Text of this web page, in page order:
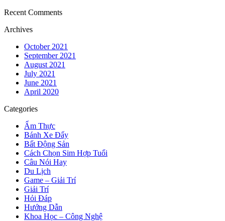
Recent Comments
Archives
October 2021
September 2021
August 2021
July 2021
June 2021
April 2020
Categories
Ẩm Thực
Bánh Xe Đẩy
Bất Động Sản
Cách Chọn Sim Hợp Tuổi
Câu Nói Hay
Du Lịch
Game – Giải Trí
Giải Trí
Hỏi Đáp
Hướng Dẫn
Khoa Học – Công Nghệ